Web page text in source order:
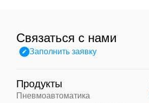
Связаться с нами
Заполнить заявку
Продукты
Пневмоавтоматика